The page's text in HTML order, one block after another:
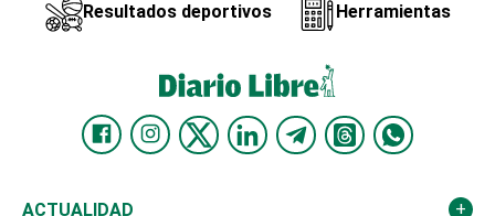
Resultados deportivos Herramientas
ACTUALIDAD